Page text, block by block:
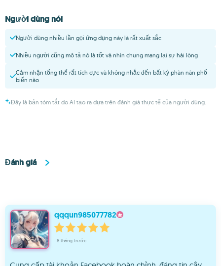
Người dùng nói
Người dùng nhiều lần gọi ứng dụng này là rất xuất sắc
Nhiều người cũng mô tả nó là tốt và nhìn chung mang lại sự hài lòng
Cảm nhận tổng thể rất tích cực và không nhắc đến bất kỳ phàn nàn phổ
biến nào
Đây là bản tóm tắt do AI tạo ra dựa trên đánh giá thực tế của người dùng.
Đánh giá
qqqun985077782
8 tháng trước